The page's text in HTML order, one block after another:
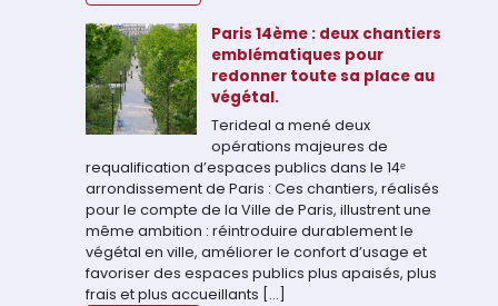
Paris 14ème : deux chantiers
emblématiques pour
redonner toute sa place au
végétal.
Terideal a mené deux
opérations majeures de
requalification d’espaces publics dans le 14ᵉ
arrondissement de Paris : Ces chantiers, réalisés
pour le compte de la Ville de Paris, illustrent une
même ambition : réintroduire durablement le
végétal en ville, améliorer le confort d’usage et
favoriser des espaces publics plus apaisés, plus
frais et plus accueillants […]